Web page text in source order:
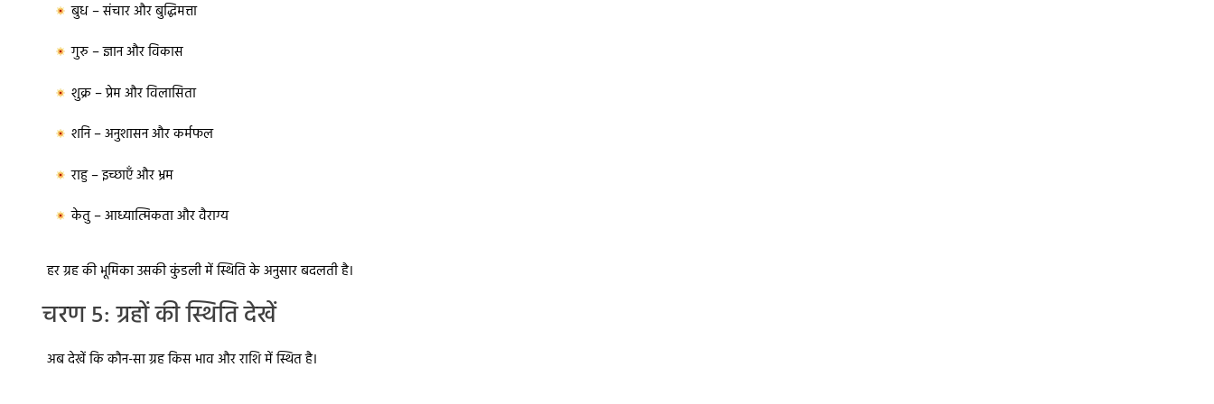
बुध – संचार और बुद्धिमत्ता
गुरु – ज्ञान और विकास
शुक्र – प्रेम और विलासिता
शनि – अनुशासन और कर्मफल
राहु – इच्छाएँ और भ्रम
केतु – आध्यात्मिकता और वैराग्य
हर ग्रह की भूमिका उसकी कुंडली में स्थिति के अनुसार बदलती है।
चरण 5: ग्रहों की स्थिति देखें
अब देखें कि कौन-सा ग्रह किस भाव और राशि में स्थित है।